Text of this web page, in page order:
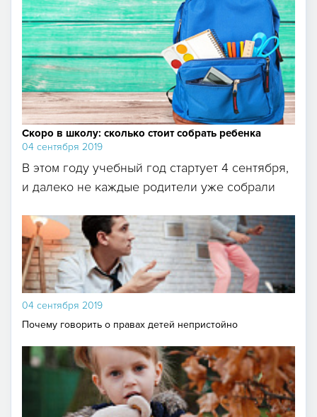
Скоро в школу: сколько стоит собрать ребенка
04 сентября 2019
В этом году учебный год стартует 4 сентября,
и далеко не каждые родители уже собрали
04 сентября 2019
Почему говорить о правах детей непристойно